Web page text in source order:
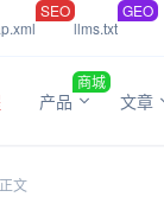
SEO
llms.txt
GEO
产品
商城
文章
正文